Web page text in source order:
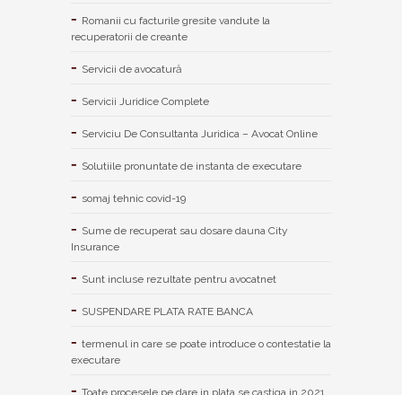
Romanii cu facturile gresite vandute la
recuperatorii de creante
Servicii de avocatură
Servicii Juridice Complete
Serviciu De Consultanta Juridica – Avocat Online
Solutiile pronuntate de instanta de executare
somaj tehnic covid-19
Sume de recuperat sau dosare dauna City
Insurance
Sunt incluse rezultate pentru avocatnet
SUSPENDARE PLATA RATE BANCA
termenul in care se poate introduce o contestatie la
executare
Toate procesele pe dare in plata se castiga in 2021